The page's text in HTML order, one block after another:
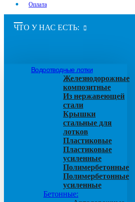
Оплата
ЧТО У НАС ЕСТЬ:
Водоотводные лотки
Железнодорожные
композитные
Из нержавеющей
стали
Крышки
стальные для
лотков
Пластиковые
Пластиковые
усиленные
Полимербетонные
Полимербетонные
усиленные
Бетонные: